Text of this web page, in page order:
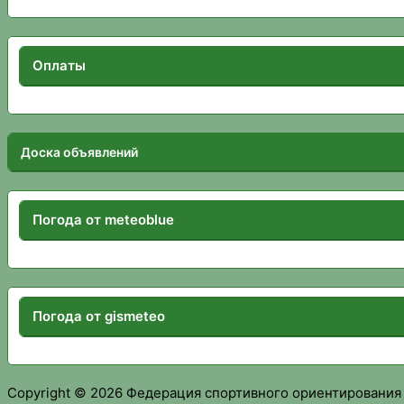
Оплаты
Доска объявлений
Погода от meteoblue
Погода от gismeteo
Copyright © 2026 Федерация спортивного